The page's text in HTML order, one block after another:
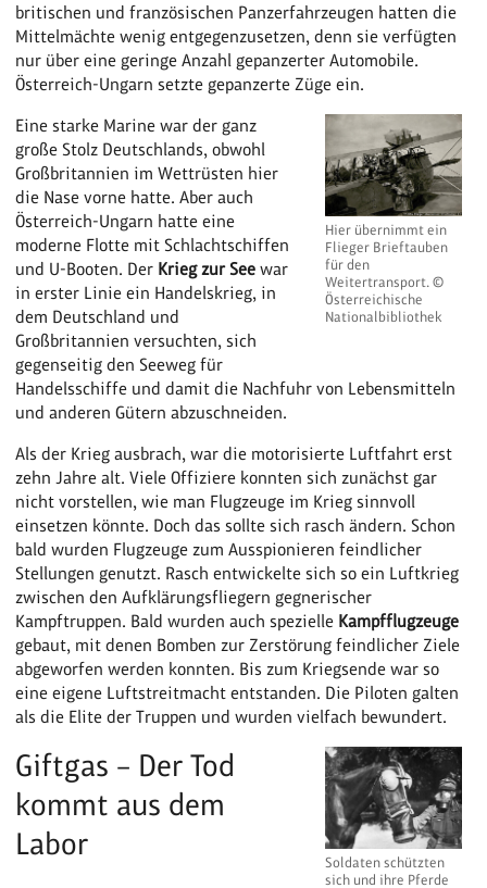
britischen und französischen Panzerfahrzeugen hatten die
Mittelmächte wenig entgegenzusetzen, denn sie verfügten
nur über eine geringe Anzahl gepanzerter Automobile.
Österreich-Ungarn setzte gepanzerte Züge ein.
Hier übernimmt ein
Flieger Brieftauben
für den
Weitertransport. ©
Österreichische
Nationalbibliothek
Eine starke Marine war der ganz
große Stolz Deutschlands, obwohl
Großbritannien im Wettrüsten hier
die Nase vorne hatte. Aber auch
Österreich-Ungarn hatte eine
moderne Flotte mit Schlachtschiffen
und U-Booten. Der Krieg zur See war
in erster Linie ein Handelskrieg, in
dem Deutschland und
Großbritannien versuchten, sich
gegenseitig den Seeweg für
Handelsschiffe und damit die Nachfuhr von Lebensmitteln
und anderen Gütern abzuschneiden.
Als der Krieg ausbrach, war die motorisierte Luftfahrt erst
zehn Jahre alt. Viele Offiziere konnten sich zunächst gar
nicht vorstellen, wie man Flugzeuge im Krieg sinnvoll
einsetzen könnte. Doch das sollte sich rasch ändern. Schon
bald wurden Flugzeuge zum Ausspionieren feindlicher
Stellungen genutzt. Rasch entwickelte sich so ein Luftkrieg
zwischen den Aufklärungsfliegern gegnerischer
Kampftruppen. Bald wurden auch spezielle Kampfflugzeuge
gebaut, mit denen Bomben zur Zerstörung feindlicher Ziele
abgeworfen werden konnten. Bis zum Kriegsende war so
eine eigene Luftstreitmacht entstanden. Die Piloten galten
als die Elite der Truppen und wurden vielfach bewundert.
Soldaten schützten
sich und ihre Pferde
Giftgas – Der Tod
kommt aus dem
Labor